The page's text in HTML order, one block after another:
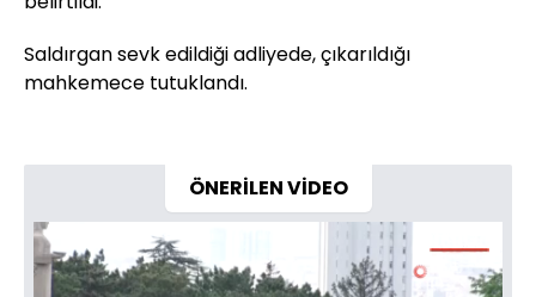
Saldırgan sevk edildiği adliyede, çıkarıldığı
mahkemece tutuklandı.
ÖNERİLEN VİDEO
Video
Oynatıcısı